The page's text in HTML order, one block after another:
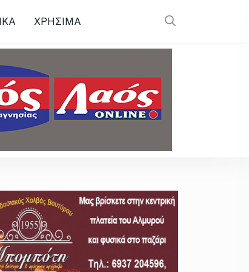
ΧΡΗΣΙΜΑ